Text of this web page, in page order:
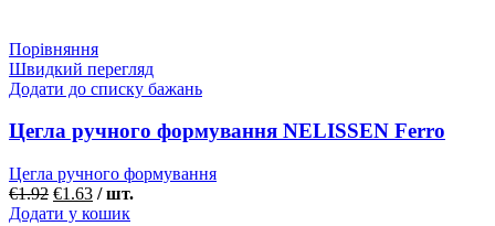
Порівняння
Швидкий перегляд
Додати до списку бажань
Цегла ручного формування NELISSEN Ferro
Цегла ручного формування
€1.92 €1.63 / шт.
Додати у кошик